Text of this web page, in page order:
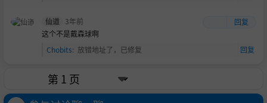
仙道 3年前
回复
这个不是戴森球啊
Chobits: 放错地址了，已修复 回复